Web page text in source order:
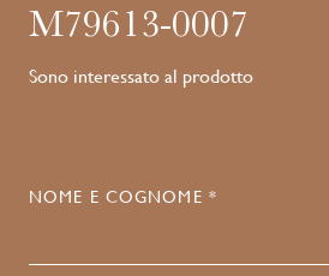
M79613-0007
Sono interessato al prodotto
NOME E COGNOME *